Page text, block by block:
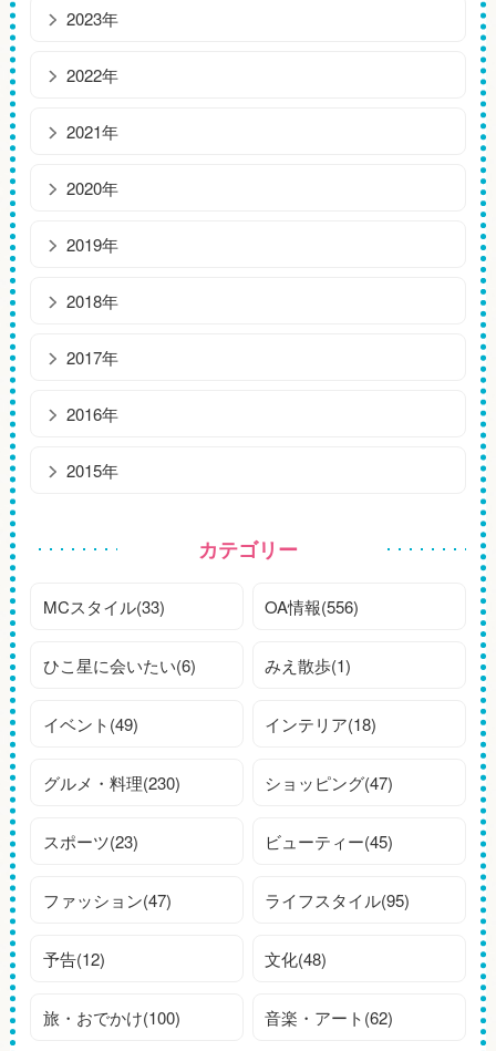
2023年
2022年
2021年
2020年
2019年
2018年
2017年
2016年
2015年
カテゴリー
MCスタイル(33) OA情報(556)
ひこ星に会いたい(6) みえ散歩(1)
イベント(49) インテリア(18)
グルメ・料理(230) ショッピング(47)
スポーツ(23) ビューティー(45)
ファッション(47) ライフスタイル(95)
予告(12) 文化(48)
旅・おでかけ(100) 音楽・アート(62)